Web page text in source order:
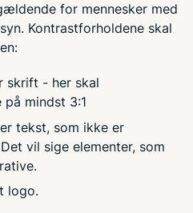
for mennesker med
Kontrastforholdene skal
skrift - her skal
mindst 3:1
tekst, som ikke er
vil sige elementer, som
logo.